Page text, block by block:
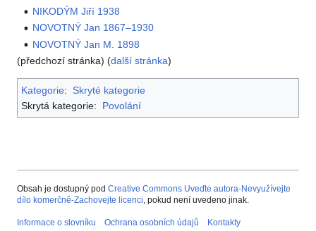
NIKODÝM Jiří 1938
NOVOTNÝ Jan 1867–1930
NOVOTNÝ Jan M. 1898
(předchozí stránka) (další stránka)
Kategorie: Skryté kategorie
Skrytá kategorie:
Povolání
Obsah je dostupný pod Creative Commons Uveďte autora-Nevyužívejte
dílo komerčně-Zachovejte licenci, pokud není uvedeno jinak.
Informace o slovníku Ochrana osobních údajů Kontakty